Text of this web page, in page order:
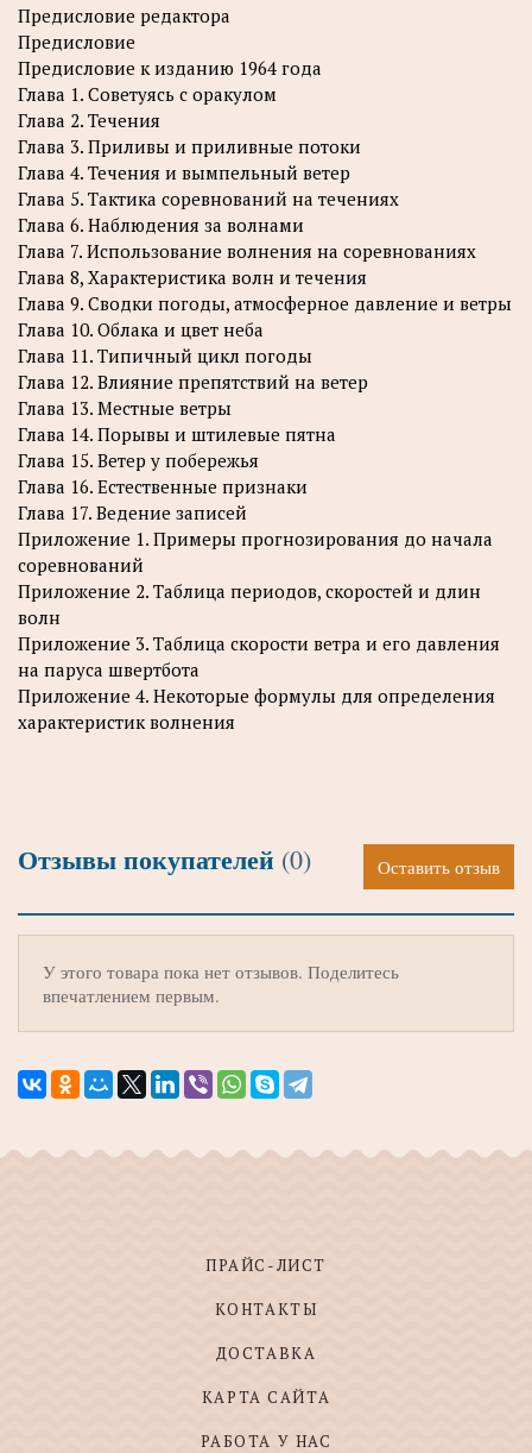
Предисловие редактора
Предисловие
Предисловие к изданию 1964 года
Глава 1. Советуясь с оракулом
Глава 2. Течения
Глава 3. Приливы и приливные потоки
Глава 4. Течения и вымпельный ветер
Глава 5. Тактика соревнований на течениях
Глава 6. Наблюдения за волнами
Глава 7. Использование волнения на соревнованиях
Глава 8, Характеристика волн и течения
Глава 9. Сводки погоды, атмосферное давление и ветры
Глава 10. Облака и цвет неба
Глава 11. Типичный цикл погоды
Глава 12. Влияние препятствий на ветер
Глава 13. Местные ветры
Глава 14. Порывы и штилевые пятна
Глава 15. Ветер у побережья
Глава 16. Естественные признаки
Глава 17. Ведение записей
Приложение 1. Примеры прогнозирования до начала
соревнований
Приложение 2. Таблица периодов, скоростей и длин
волн
Приложение 3. Таблица скорости ветра и его давления
на паруса швертбота
Приложение 4. Некоторые формулы для определения
характеристик волнения
Отзывы покупателей (0) Оставить отзыв
У этого товара пока нет отзывов. Поделитесь
впечатлением первым.
ПРАЙС-ЛИСТ
КОНТАКТЫ
ДОСТАВКА
КАРТА САЙТА
РАБОТА У НАС